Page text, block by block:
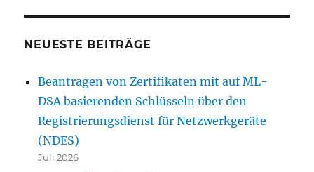
NEUESTE BEITRÄGE
Beantragen von Zertifikaten mit auf ML-
DSA basierenden Schlüsseln über den
Registrierungsdienst für Netzwerkgeräte
(NDES)
Juli 2026